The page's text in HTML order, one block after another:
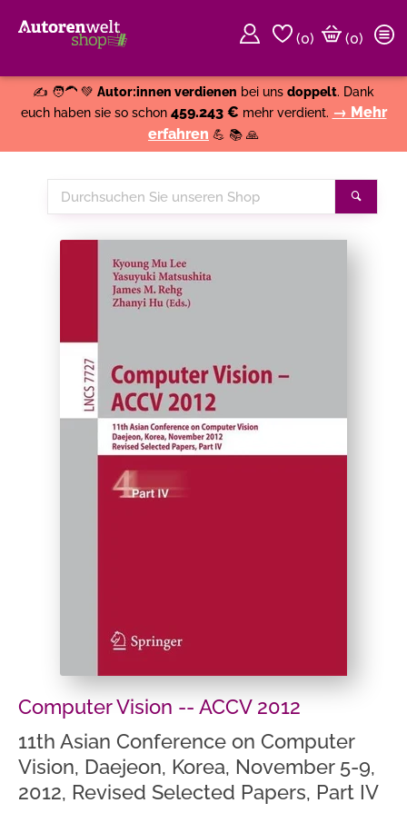
(0)
(0)
✍️ 🧑‍🦱 💚 Autor:innen verdienen bei uns doppelt. Dank
euch haben sie so schon 459.243 € mehr verdient. → Mehr
erfahren 💪 📚 🙏
Durchsuchen
Sie
Computer Vision -- ACCV 2012
11th Asian Conference on Computer
Vision, Daejeon, Korea, November 5-9,
2012, Revised Selected Papers, Part IV